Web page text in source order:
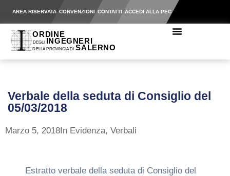
AREA RISERVATA CONVENZIONI CONTATTI ACCEDI ALLA PEC
Verbale della seduta di Consiglio del
05/03/2018
Marzo 5, 2018In Evidenza, Verbali
Estratto verbale della seduta di Consiglio del